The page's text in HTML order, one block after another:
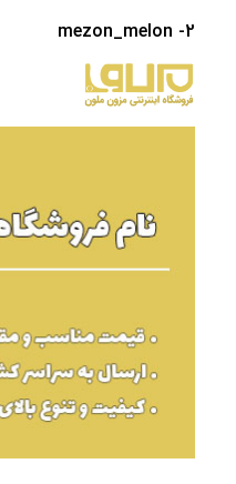
2- mezon_melon